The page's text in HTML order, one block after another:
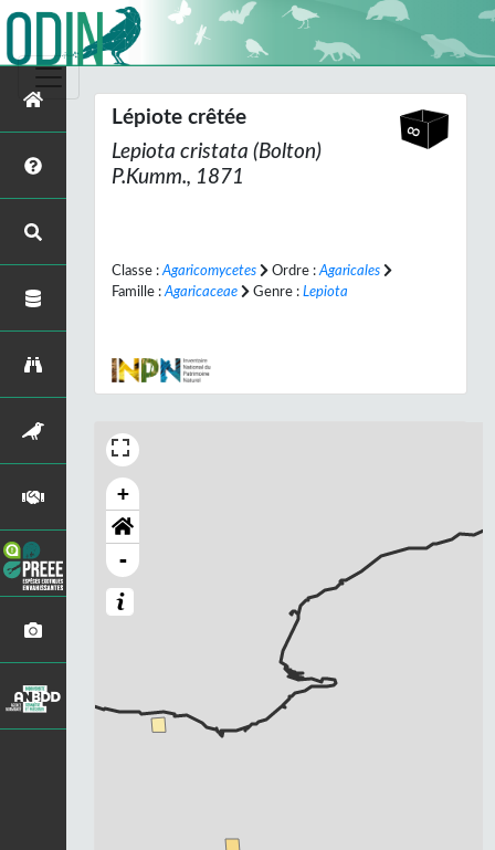
Lépiote crêtée
Lepiota cristata (Bolton)
P.Kumm., 1871
Classe : Agaricomycetes Ordre : Agaricales
Famille : Agaricaceae Genre : Lepiota
+
-